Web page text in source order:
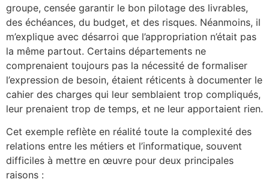
groupe, censée garantir le bon pilotage des livrables,
des échéances, du budget, et des risques. Néanmoins, il
m’explique avec désarroi que l’appropriation n’était pas
la même partout. Certains départements ne
comprenaient toujours pas la nécessité de formaliser
l’expression de besoin, étaient réticents à documenter le
cahier des charges qui leur semblaient trop compliqués,
leur prenaient trop de temps, et ne leur apportaient rien.
Cet exemple reflète en réalité toute la complexité des
relations entre les métiers et l’informatique, souvent
difficiles à mettre en œuvre pour deux principales
raisons :